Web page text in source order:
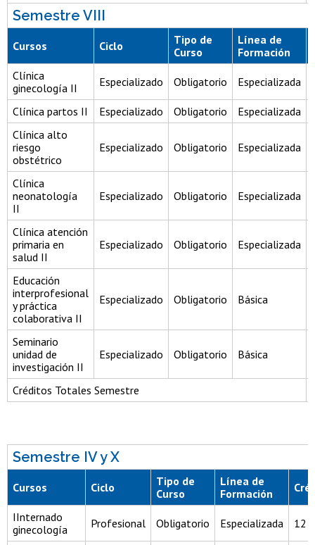
Semestre VIII
Cursos Ciclo
Tipo de
Curso
Línea de
Formación
Clínica
ginecología II
Especializado Obligatorio Especializada
Clínica partos II Especializado Obligatorio Especializada
Clínica alto
riesgo
obstétrico
Especializado Obligatorio Especializada
Clínica
neonatología
II
Especializado Obligatorio Especializada
Clínica atención
primaria en
salud II
Especializado Obligatorio Especializada
Educación
interprofesional
y práctica
colaborativa II
Especializado Obligatorio Básica
Seminario
unidad de
investigación II
Especializado Obligatorio Básica
Créditos Totales Semestre
Semestre IV y X
Cursos Ciclo
Tipo de
Curso
Línea de
Formación
IInternado
ginecología
Profesional Obligatorio Especializada 12